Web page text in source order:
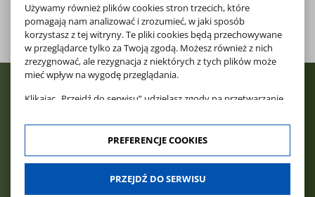
Używamy również plików cookies stron trzecich, które
pomagają nam analizować i zrozumieć, w jaki sposób
korzystasz z tej witryny. Te pliki cookies będą przechowywane
w przeglądarce tylko za Twoją zgodą. Możesz również z nich
zrezygnować, ale rezygnacja z niektórych z tych plików może
mieć wpływ na wygodę przeglądania.
Klikając „Przejdź do serwisu” udzielasz zgody na przetwarzanie
naszej stronie. Dane są zbierane w celach zgodnych z naszą
polityką prywatnościorazpolityką cookies. Zgoda jest
klikając w "Preferencje cookies".
PREFERENCJE COOKIES
PRZEJDŹ DO SERWISU